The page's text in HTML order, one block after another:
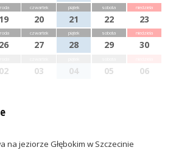
19
czwartek
20
piątek
21
sobota
22
niedziela
23
26
czwartek
27
piątek
28
sobota
29
niedziela
30
02 03 04 05 06
na jeziorze Głębokim w Szczecinie